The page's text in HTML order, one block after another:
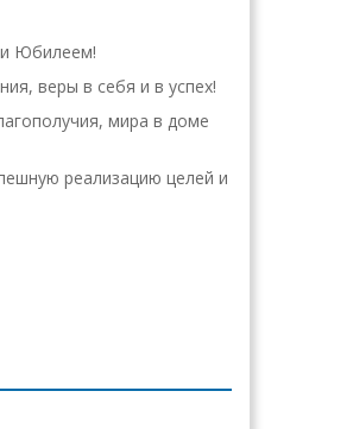
и Юбилеем!
веры в себя и в успех!
мира в доме
реализацию целей и